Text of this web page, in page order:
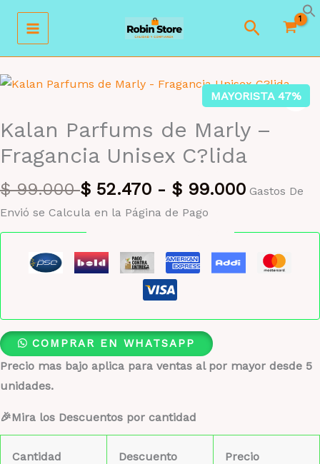
contenido
Buscar
MAYORISTA 47%
Kalan Parfums de Marly –
Fragancia Unisex C?lida
$99.000 $ 52.470 - $ 99.000 Gastos De
Envió se Calcula en la Página de Pago
COMPRAR EN WHATSAPP
Precio mas bajo aplica para ventas al por mayor desde 5
unidades.
🎉Mira los Descuentos por cantidad
Cantidad Descuento Precio